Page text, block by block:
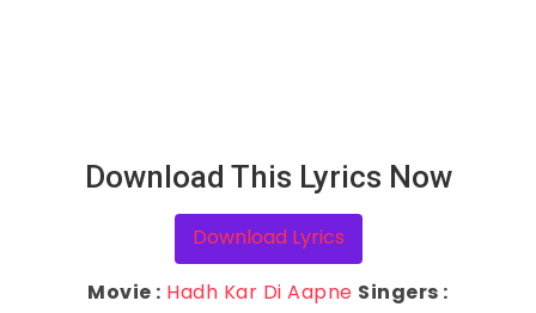
Download This Lyrics Now
Download Lyrics
Movie : Hadh Kar Di Aapne Singers :